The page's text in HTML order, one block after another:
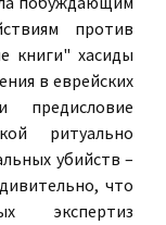
против
книги" хасиды
в еврейских
ритуально
убийств –
что
экспертиз